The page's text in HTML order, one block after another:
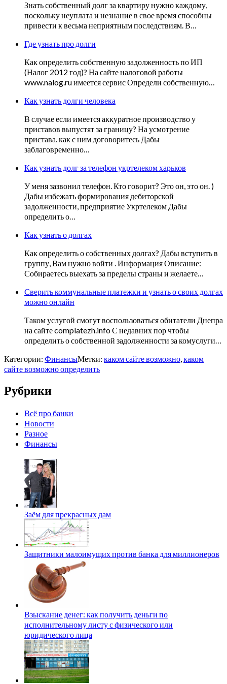
Знать собственный долг за квартиру нужно каждому,
поскольку неуплата и незнание в свое время способны
привести к весьма неприятным последствиям. В…
Где узнать про долги
Как определить собственную задолженность по ИП
(Налог 2012 год)? На сайте налоговой работы
www.nalog.ru имеется сервис Определи собственную…
Как узнать долги человека
В случае если имеется аккуратное производство у
приставов выпустят за границу? На усмотрение
пристава. как с ним договоритесь Дабы
заблаговременно…
Как узнать долг за телефон укртелеком харьков
У меня зазвонил телефон. Кто говорит? Это он, это он. )
Дабы избежать формирования дебиторской
задолженности, предприятие Укртелеком Дабы
определить о…
Как узнать о долгах
Как определить о собственных долгах? Дабы вступить в
группу, Вам нужно войти . Информация Описание:
Собираетесь выехать за пределы страны и желаете…
Сверить коммунальные платежки и узнать о своих долгах
можно онлайн
Таком услугой смогут воспользоваться обитатели Днепра
на сайте complatezh.info С недавних пор чтобы
определить о собственной задолженности за комуслуги…
Категории: ФинансыМетки: каком сайте возможно,каком
сайте возможно определить
Рубрики
Всё про банки
Новости
Разное
Финансы
Заём для прекрасных дам
Защитники малоимущих против банка для миллионеров
Взыскание денег: как получить деньги по
исполнительному листу с физического или
юридического лица